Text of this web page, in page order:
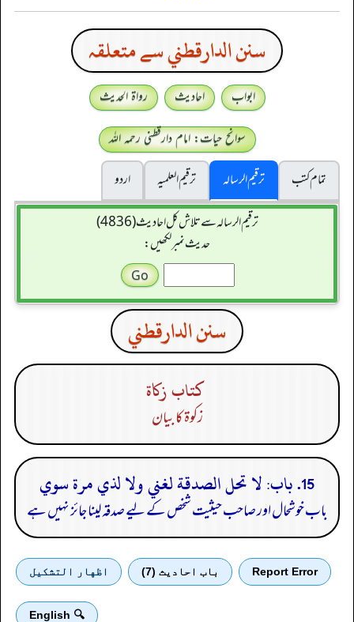
سنن الدارقطني سے متعلقہ
ابواب احادیث
رواۃ الحدیث
سوانح حیات: امام دارقطنی رحمہ اللہ
تمام کتب
ترقیم الرسالہ ترقیم العلمیہ
اردو
ترقیم الرسالہ سے تلاش کل احادیث (4836)
حدیث نمبر لکھیں:
سنن الدارقطني
كتاب زكاة
زکوۃ کا بیان
15. باب: لا تحل الصدقة لغني ولا لذي مرة سوي
باب خوشحال اور صاحب حیثیت شخص کے لیے صدقہ لینا جائز نہیں ہے
Report Error باب احادیث (7) اظهار التشكيل
🔍 English